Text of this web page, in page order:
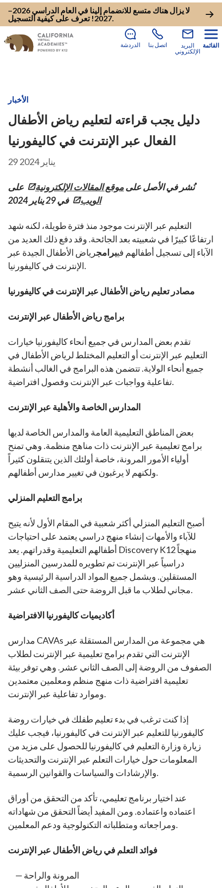
لا يزال هناك متسع للانضمام إلينا في العام الدراسي 2026–
2027! تعرف على كيفية التسجيل .
الدردشة اتصل بنا
البريد
الإلكتروني
القائمة
الأخبار
دليل يجب قراءته لتعليم رياض الأطفال
الفعال عبر الإنترنت في كاليفورنيا
29 يناير 2024
نُشر في الأصل علىموقع المقالات الإلكترونية
على
الويب
في 29 يناير 2024
التعليم عبر الإنترنت موجود منذ فترة طويلة، لكنه شهد
ارتفاعًا كبيرًا في شعبيته بعد الجائحة. وقد دفع ذلك العديد من
الآباء إلى تسجيل أطفالهم فيبرامجرياض الأطفال الجيدة عبر
الإنترنت في كاليفورنيا.
مصادر تعليم رياض الأطفال عبر الإنترنت في كاليفورنيا
برامج رياض الأطفال عبر الإنترنت
تقدم بعض المدارس في جميع أنحاء كاليفورنيا خيارات
التعليم عبر الإنترنت أو التعليم المختلط لرياض الأطفال في
جميع أنحاء الولاية. تتضمن هذه البرامج في الغالب أنشطة
تفاعلية وواجبات عبر الإنترنت وفصول افتراضية.
المدارس الخاصة والأهلية عبر الإنترنت
بعض المناطق التعليمية العامة والمدارس الخاصة لديها
برامج تعليمية عبر الإنترنت ذات مناهج منظمة. وهي تمنح
أولياء الأمور المرونة، خاصة أولئك الذين يتنقلون كثيراً
ولكنهم لا يرغبون في تغيير مدارس أطفالهم.
برامج التعليم المنزلي
أصبح التعليم المنزلي أكثر شعبية في المقام الأول لأنه يتيح
للآباء والأمهات إنشاء منهج دراسي يعتمد على احتياجات
أطفالهم التعليمية وقدراتهم. يعد Discovery K12 منهجاً
دراسياً عبر الإنترنت تم تطويره للمدرسين المنزليين
المستقلين. ويشمل جميع المواد الدراسية الرئيسية وهو
مجاني لطلاب ما قبل الروضة حتى الصف الثاني عشر.
أكاديميات كاليفورنيا الافتراضية
مدارس CAVAs هي مجموعة من المدارس المستقلة عبر
الإنترنت التي تقدم برامج تعليمية عبر الإنترنت لطلاب
الصفوف من الروضة إلى الصف الثاني عشر. وهي توفر بيئة
تعليمية افتراضية ذات منهج منظم ومعلمين معتمدين
وموارد تفاعلية عبر الإنترنت.
إذا كنت ترغب في بدء تعليم طفلك في خيارات روضة
كاليفورنيا للتعليم عبر الإنترنت في كاليفورنيا، فيجب عليك
زيارة وزارة التعليم في كاليفورنيا للحصول على مزيد من
المعلومات حول خيارات التعلم عبر الإنترنت والتحديثات
والإرشادات والسياسات والقوانين الرسمية.
عند اختيار برنامج تعليمي، تأكد من التحقق من أوراق
اعتماده واعتماده. ومن المفيد أيضاً التحقق من شهاداته
ومراجعاته ومتطلباته التكنولوجية ودعم المعلمين.
فوائد التعلم في رياض الأطفال عبر الإنترنت
المرونة والراحة